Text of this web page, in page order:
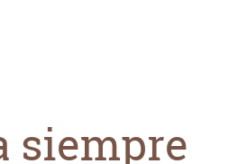
siempre